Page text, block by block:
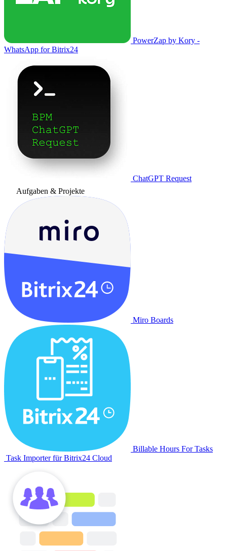
PowerZap by Kory -
WhatsApp for Bitrix24
ChatGPT Request
Aufgaben & Projekte
Miro Boards
Billable Hours For Tasks
Task Importer für Bitrix24 Cloud